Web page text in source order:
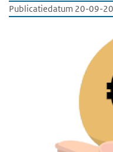
Publicatiedatum 20-09-